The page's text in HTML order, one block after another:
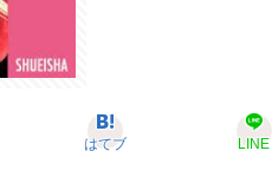
はてブ LINE